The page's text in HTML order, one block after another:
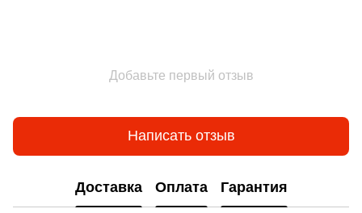
Добавьте первый отзыв
Написать отзыв
Доставка Оплата Гарантия